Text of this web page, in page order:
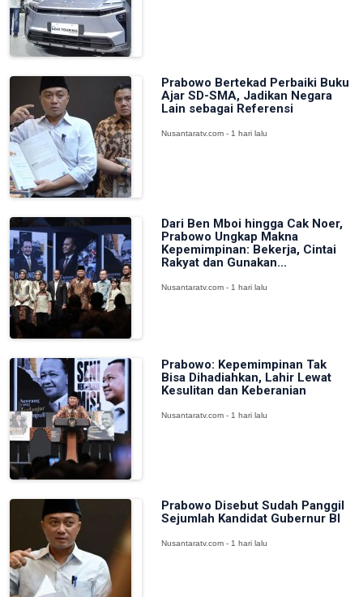
Prabowo Bertekad Perbaiki Buku
Ajar SD-SMA, Jadikan Negara
Lain sebagai Referensi
Nusantaratv.com - 1 hari lalu
Dari Ben Mboi hingga Cak Noer,
Prabowo Ungkap Makna
Kepemimpinan: Bekerja, Cintai
Rakyat dan Gunakan...
Nusantaratv.com - 1 hari lalu
Prabowo: Kepemimpinan Tak
Bisa Dihadiahkan, Lahir Lewat
Kesulitan dan Keberanian
Nusantaratv.com - 1 hari lalu
Prabowo Disebut Sudah Panggil
Sejumlah Kandidat Gubernur BI
Nusantaratv.com - 1 hari lalu